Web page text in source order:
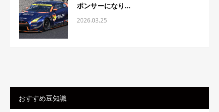
ポンサーになり...
2026.03.25
おすすめ豆知識